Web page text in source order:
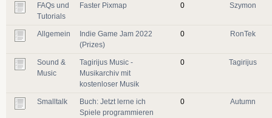
FAQs und
Tutorials
Faster Pixmap 0 Szymon
Allgemein
Indie Game Jam 2022
(Prizes)
0 RonTek
Sound &
Music
Tagirijus Music -
Musikarchiv mit
kostenloser Musik
0 Tagirijus
Smalltalk
Buch: Jetzt lerne ich
Spiele programmieren
0 Autumn